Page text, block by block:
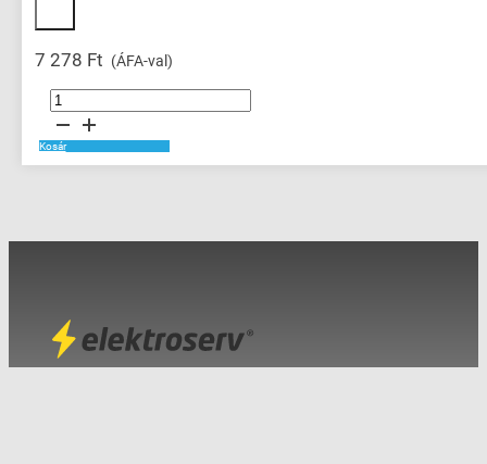
7 278 Ft (ÁFA-val)
RFID
Tag
mennyiség
Kosár